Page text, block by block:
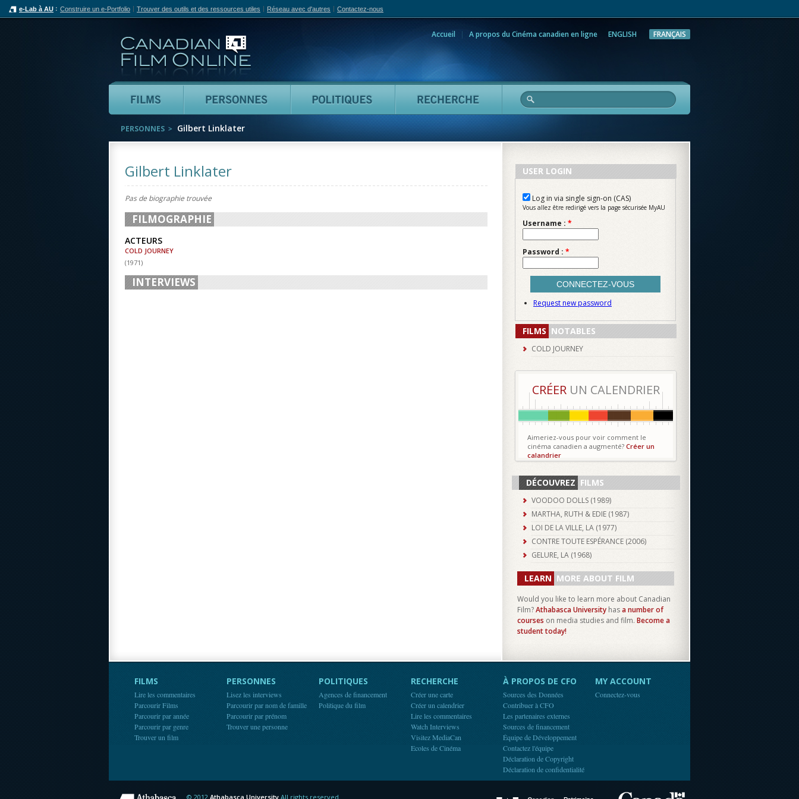
e-Lab à AU Construire un e-Portfolio Trouver des outils et des ressources utiles Réseau avec d'autres Contactez-nous
Accueil A propos du Cinéma canadien en ligne ENGLISH FRANÇAIS
Films Personnes Politiques Recherche
PERSONNES Gilbert Linklater
Gilbert Linklater
Pas de biographie trouvée
FILMOGRAPHIE
ACTEURS
COLD JOURNEY
(1971)
INTERVIEWS
USER LOGIN
Log in via single sign-on (CAS)
Vous allez être redirigé vers la page sécurisée MyAU
Username : *
Password : *
Request new password
FILMS NOTABLES
COLD JOURNEY
CRÉERUN CALENDRIER
Aimeriez-vous pour voir comment le
cinéma canadien a augmenté? Créer un
calandrier
DÉCOUVREZ FILMS
VOODOO DOLLS (1989)
MARTHA, RUTH & EDIE (1987)
LOI DE LA VILLE, LA (1977)
CONTRE TOUTE ESPÉRANCE (2006)
GELURE, LA (1968)
LEARN MORE ABOUT FILM
Would you like to learn more about Canadian
Film?Athabasca University hasa number of
courses on media studies and film. Become a
student today!
FILMS
Lire les commentaires
Parcourir Films
Parcourir par année
Parcourir par genre
Trouver un film
PERSONNES
Lisez les interviews
Parcourir par nom de famille
Parcourir par prénom
Trouver une personne
POLITIQUES
Agences de financement
Politique du film
RECHERCHE
Créer une carte
Créer un calendrier
Lire les commentaires
Watch Interviews
Visitez MediaCan
Ecoles de Cinéma
À PROPOS DE CFO
Sources des Données
Contribuer à CFO
Les partenaires externes
Sources de financement
Équipe de Développement
Contactez l'équipe
Déclaration de Copyright
Déclaration de confidentialité
MY ACCOUNT
Connectez-vous
© 2012 Athabasca University All rights reserved.